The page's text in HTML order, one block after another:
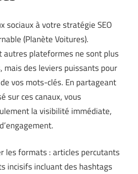
sociaux à votre stratégie SEO
(Planète Voitures).
autres plateformes ne sont plus
mais des leviers puissants pour
vos mots-clés. En partageant
sur ces canaux, vous
la visibilité immédiate,
les formats : articles percutants
incisifs incluant des hashtags